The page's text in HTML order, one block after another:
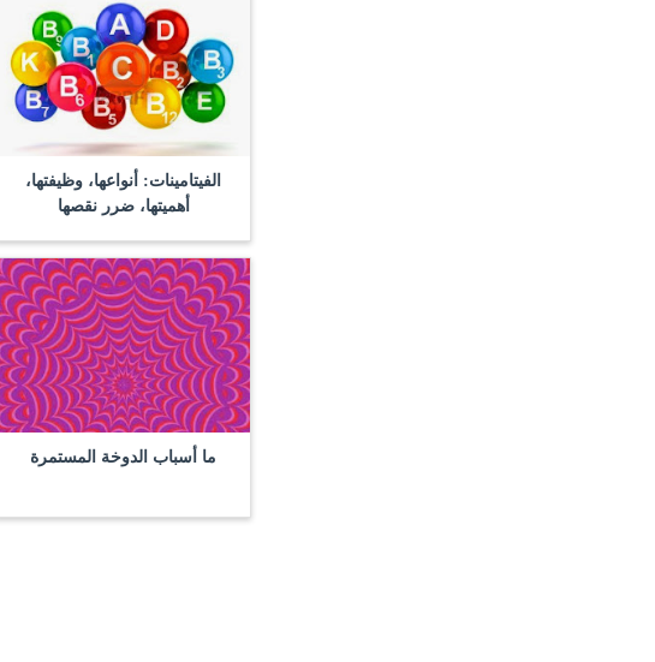
الفيتامينات: أنواعها، وظيفتها،
أهميتها، ضرر نقصها
ما أسباب الدوخة المستمرة